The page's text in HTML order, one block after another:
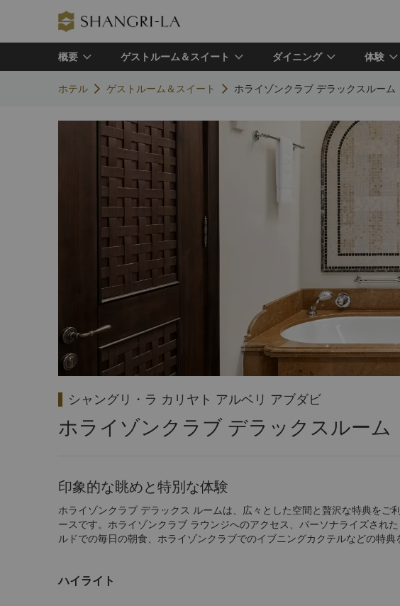
概要 ゲストルーム＆スイート ダイニング 体験
ホテル ゲストルーム＆スイート ホライゾンクラブ デラックスルーム
シャングリ・ラ カリヤト アルベリ アブダビ
ホライゾンクラブ デラックスルーム
印象的な眺めと特別な体験
ホライゾンクラブ デラックス ルームは、広々とした空間と贅沢な特典をご
ースです。ホライゾンクラブ ラウンジへのアクセス、パーソナライズされ
ルドでの毎日の朝食、ホライゾンクラブでのイブニングカクテルなどの特典
ハイライト